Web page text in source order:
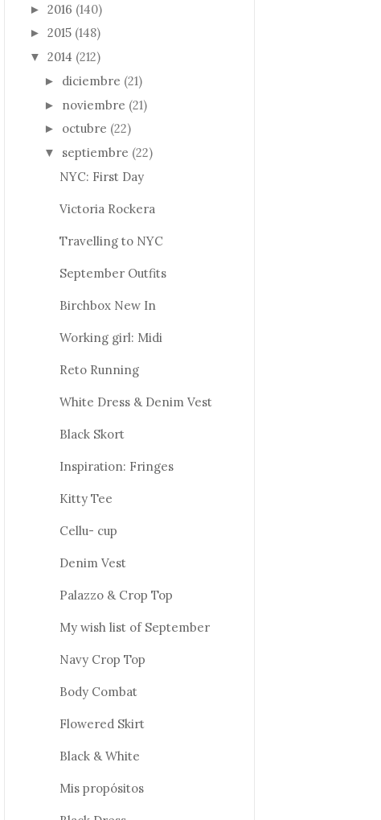
► 2016 (140)
► 2015 (148)
▼ 2014 (212)
► diciembre (21)
► noviembre (21)
► octubre (22)
▼ septiembre (22)
NYC: First Day
Victoria Rockera
Travelling to NYC
September Outfits
Birchbox New In
Working girl: Midi
Reto Running
White Dress & Denim Vest
Black Skort
Inspiration: Fringes
Kitty Tee
Cellu- cup
Denim Vest
Palazzo & Crop Top
My wish list of September
Navy Crop Top
Body Combat
Flowered Skirt
Black & White
Mis propósitos